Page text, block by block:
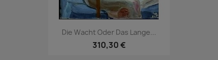
Die Wacht Oder Das Lange...
310,30 €